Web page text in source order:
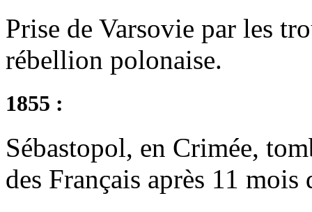
Prise de Varsovie par les
rébellion polonaise.
1855 :
Sébastopol, en Crimée,
des Français après 11 mois